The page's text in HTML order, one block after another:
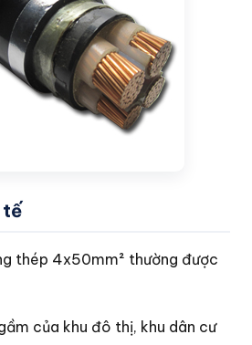
tế
thép 4x50mm² thường được
của khu đô thị, khu dân cư